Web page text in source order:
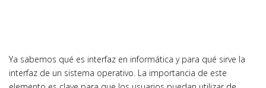
Ya sabemos qué es interfaz en informática y para qué sirve la
interfaz de un sistema operativo. La importancia de este